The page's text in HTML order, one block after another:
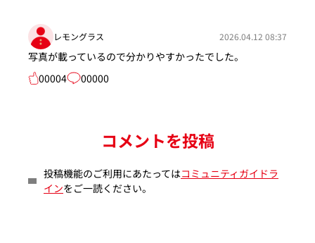
レモングラス 2026.04.12 08:37
写真が載っているので分かりやすかったでした。
00004
00000
コメントを投稿
投稿機能のご利用にあたってはコミュニティガイドラ
インをご一読ください。